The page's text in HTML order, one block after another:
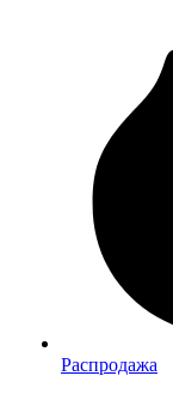
Распродажа